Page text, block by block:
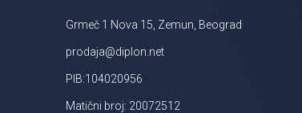
Grmeč 1 Nova 15, Zemun, Beograd
prodaja@diplon.net
PIB:104020956
Matični broj: 20072512